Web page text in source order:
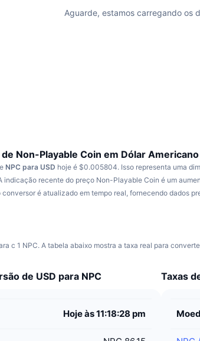
Aguarde, estamos carregando os
Non-Playable Coin em Dólar Americano
NPC para USD hoje é $0.005804. Isso representa uma
indicação recente do preço Non-Playable Coin é um
conversor é atualizado em tempo real, fornecendo dados
1 NPC. A tabela abaixo mostra a taxa real para
de USD para NPC
Hoje às 11:18:28 pm
Taxas